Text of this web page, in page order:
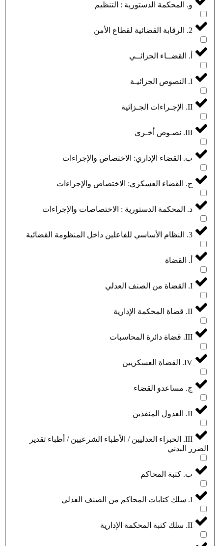
و. المحكمة الدستورية : التنظيم
2. الرقابة القضائية لقطاع الأمن
أ. القضــاء الجزائــي
I. النصوص الجزائيـة
II. الإجـراءات الجـزائية
III. نصـوص أخـرى
ب. القضاء الإداري: الاختصاص والإجراءات
ج. القضاء العسكري: الاختصاص والإجراءات
د. المحكمة الدستورية : الاختصاصات والإجراءات
3. النظام الأساسي للفاعلين داخل المنظومة القضائية
أ. القضاة
I. القضاة من الصنف العدلي
II. قضاة المحكمة الإدارية
III. قضاة دائرة المحاسبات
IV. القضاة العسكريين
ج. مساعدو القضاء
II. العدول المنفذين
III. الخبراء العدليين / الأطباء الشرعيين / أطباء تقدير
الضرر البدني
ب. كتبة المحاكم
I. سلك كتابات المحاكم من الصنف العدلي
II. سلك كتبة المحكمة الإدارية